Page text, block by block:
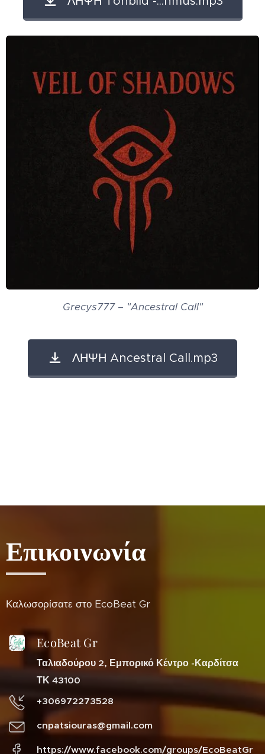
Grecys777 – "Ancestral Call"
ΛΗΨΗ Ancestral Call.mp3
Επικοινωνία
Καλωσορίσατε στο EcoBeat Gr
EcoBeat Gr
Ταλιαδούρου 2, Εμπορικό Κέντρο -Καρδίτσα
ΤΚ 43100
+306972273528
cnpatsiouras@gmail.com
https://www.facebook.com/groups/EcoBeatGr